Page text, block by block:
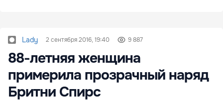
Lady 2 сентября 2016, 19:40 9 887
88-летняя женщина
примерила прозрачный наряд
Бритни Спирс